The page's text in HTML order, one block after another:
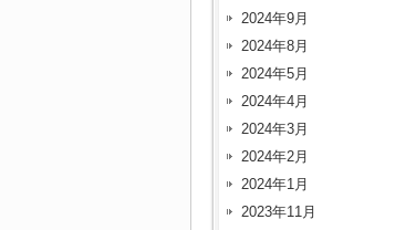
2024年9月
2024年8月
2024年5月
2024年4月
2024年3月
2024年2月
2024年1月
2023年11月